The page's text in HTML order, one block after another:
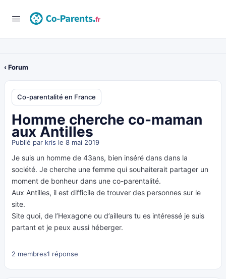
‹ Forum
Co-parentalité en France
Homme cherche co-maman
aux Antilles
Publié par kris le 8 mai 2019
Je suis un homme de 43ans, bien inséré dans dans la
société. Je cherche une femme qui souhaiterait partager un
moment de bonheur dans une co-parentalité.
Aux Antilles, il est difficile de trouver des personnes sur le
site.
Site quoi, de l’Hexagone ou d’ailleurs tu es intéressé je suis
partant et je peux aussi héberger.
2 membres1 réponse